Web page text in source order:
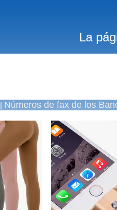
La
Números de fax de los